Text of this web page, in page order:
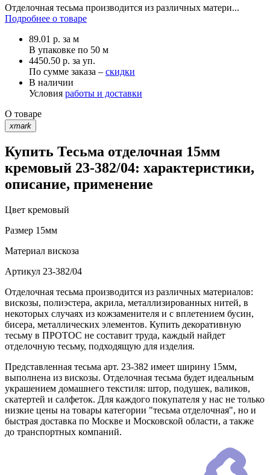
Отделочная тесьма производится из различных матери...
Подробнее о товаре
89.01 р. за м
В упаковке по 50 м
4450.50 р. за уп.
По сумме заказа – скидки
В наличии
Условия работы и доставки
О товаре
xmark
Купить Тесьма отделочная 15мм
кремовый 23-382/04: характеристики,
описание, применение
Цвет кремовый
Размер 15мм
Материал вискоза
Артикул 23-382/04
Отделочная тесьма производится из различных материалов:
вискозы, полиэстера, акрила, металлизированных нитей, в
некоторых случаях из кожзаменителя и с вплетением бусин,
бисера, металлических элементов. Купить декоративную
тесьму в ПРОТОС не составит труда, каждый найдет
отделочную тесьму, подходящую для изделия.
Представленная тесьма арт. 23-382 имеет ширину 15мм,
выполнена из вискозы. Отделочная тесьма будет идеальным
украшением домашнего текстиля: штор, подушек, валиков,
скатертей и салфеток. Для каждого покупателя у нас не только
низкие цены на товары категории "тесьма отделочная", но и
быстрая доставка по Москве и Московской области, а также
до транспортных компаний.